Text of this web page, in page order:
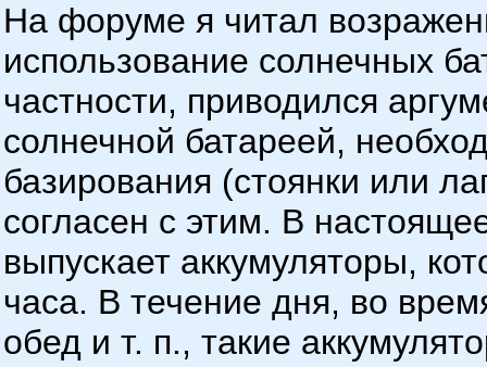
На форуме я читал
использование солнечных
частности, приводился
солнечной батареей,
базирования (стоянки или
согласен с этим. В
выпускает аккумуляторы,
часа. В течение дня, во
обед и т. п., такие